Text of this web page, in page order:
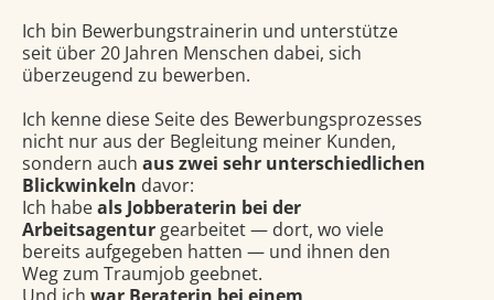
Ich bin Bewerbungstrainerin und unterstütze
seit über 20 Jahren Menschen dabei, sich
überzeugend zu bewerben.
Ich kenne diese Seite des Bewerbungsprozesses
nicht nur aus der Begleitung meiner Kunden,
sondern auch aus zwei sehr unterschiedlichen
Blickwinkeln davor:
Ich habeals Jobberaterin bei der
Arbeitsagentur gearbeitet — dort, wo viele
bereits aufgegeben hatten — und ihnen den
Weg zum Traumjob geebnet.